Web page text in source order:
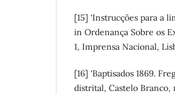
[15] 'Instrucções para a
in Ordenança Sobre os
1, Imprensa Nacional,
[16] 'Baptisados 1869.
distrital, Castelo Branco,